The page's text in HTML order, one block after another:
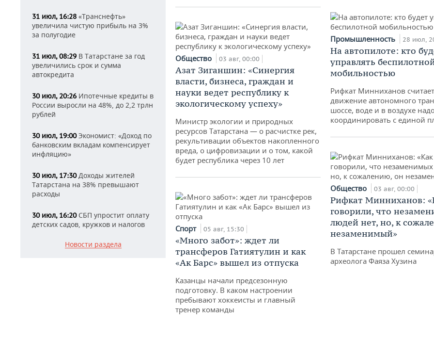
31 июл, 16:28 «Транснефть»
увеличила чистую прибыль на 3%
за полугодие
31 июл, 08:29 В Татарстане за год
увеличились срок и сумма
автокредита
30 июл, 20:26 Ипотечные кредиты в
России выросли на 48%, до 2,2 трлн
рублей
30 июл, 19:00Экономист: «Доход по
банковским вкладам компенсирует
инфляцию»
30 июл, 17:30Доходы жителей
Татарстана на 38% превышают
расходы
30 июл, 16:20СБП упростит оплату
детских садов, кружков и налогов
Новости раздела
Общество 03 авг, 00:00
Азат Зиганшин: «Синергия
власти, бизнеса, граждан и
науки ведет республику к
экологическому успеху»
Министр экологии и природных
ресурсов Татарстана — о расчистке рек,
рекультивации объектов накопленного
вреда, о цифровизации и о том, какой
будет республика через 10 лет
Спорт 05 авг, 15:30
«Много забот»: ждет ли
трансферов Гатиятулин и как
«Ак Барс» вышел из отпуска
Казанцы начали предсезонную
подготовку. В каком настроении
пребывают хоккеисты и главный
тренер команды
Промышленность 28 июл,
На автопилоте: кто
управлять
мобильностью
Рифкат Минниханов
движение автономного
шоссе, воде и в воздухе
координировать с единой
Общество 03 авг, 00:00
Рифкат Минниханов:
говорили, что
людей нет, но, к
незаменимый»
В Татарстане прошел
археолога Фаяза Хузина